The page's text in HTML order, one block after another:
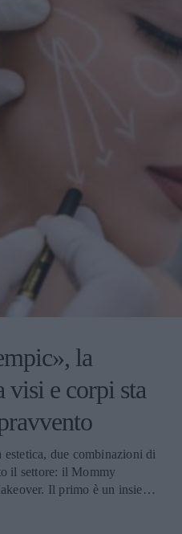
la
visi e corpi sta
due combinazioni di
il settore: il Mommy
Il primo è un insieme
e l'aspetto che avevano